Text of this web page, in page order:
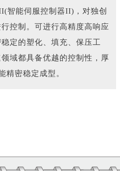
智能伺服控制器II)，对独创
控制。可进行高精度高响应
定的塑化、填充、保压工
域都具备优越的控制性，厚
精密稳定成型。